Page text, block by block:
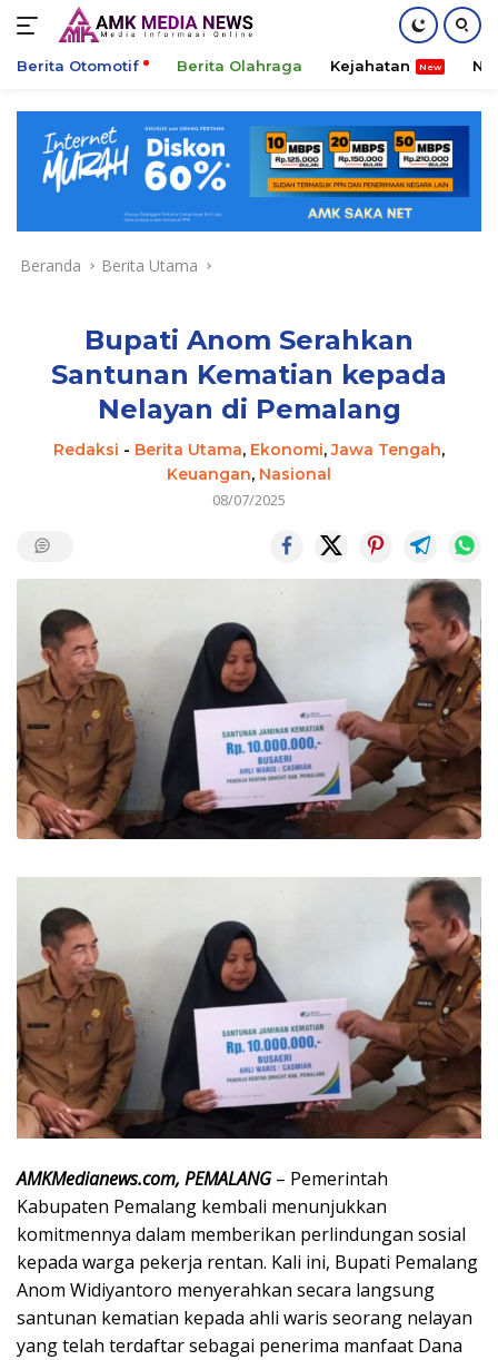
konten
Berita Otomotif Berita Olahraga Kejahatan
Beranda Berita Utama
Bupati Anom Serahkan
Santunan Kematian kepada
Nelayan di Pemalang
Redaksi - Berita Utama, Ekonomi,Jawa Tengah,
Keuangan, Nasional
08/07/2025
AMKMedianews.com, PEMALANG– Pemerintah
Kabupaten Pemalang kembali menunjukkan
komitmennya dalam memberikan perlindungan sosial
kepada warga pekerja rentan. Kali ini, Bupati Pemalang
Anom Widiyantoro menyerahkan secara langsung
santunan kematian kepada ahli waris seorang nelayan
yang telah terdaftar sebagai penerima manfaat Dana